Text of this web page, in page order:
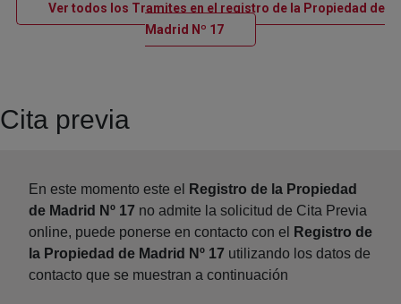
Ver todos los Tramites en el registro de la Propiedad de
Madrid Nº 17Ventana nueva
Cita previa
En este momento este el
Registro de la Propiedad
de Madrid Nº 17 no admite la solicitud de Cita Previa
online, puede ponerse en contacto con el
Registro de
la Propiedad de Madrid Nº 17 utilizando los datos de
contacto que se muestran a continuación